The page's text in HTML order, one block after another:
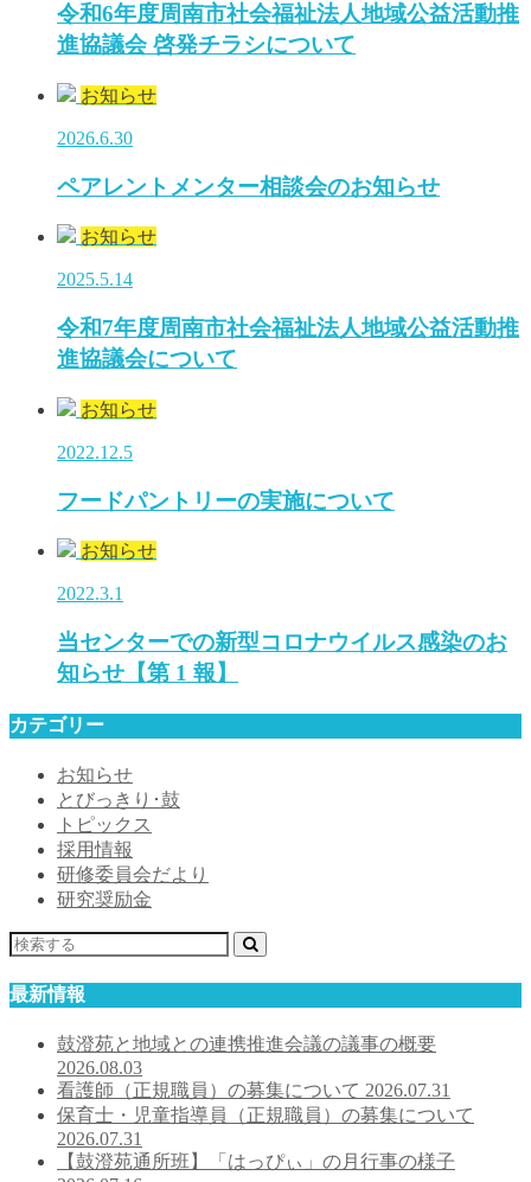
令和6年度周南市社会福祉法人地域公益活動推
進協議会 啓発チラシについて
お知らせ
2026.6.30
ペアレントメンター相談会のお知らせ
お知らせ
2025.5.14
令和7年度周南市社会福祉法人地域公益活動推
進協議会について
お知らせ
2022.12.5
フードパントリーの実施について
お知らせ
2022.3.1
当センターでの新型コロナウイルス感染のお
知らせ【第 1 報】
カテゴリー
お知らせ
とびっきり･鼓
トピックス
採用情報
研修委員会だより
研究奨励金
最新情報
鼓澄苑と地域との連携推進会議の議事の概要
2026.08.03
看護師（正規職員）の募集について 2026.07.31
保育士・児童指導員（正規職員）の募集について
2026.07.31
【鼓澄苑通所班】「はっぴぃ」の月行事の様子